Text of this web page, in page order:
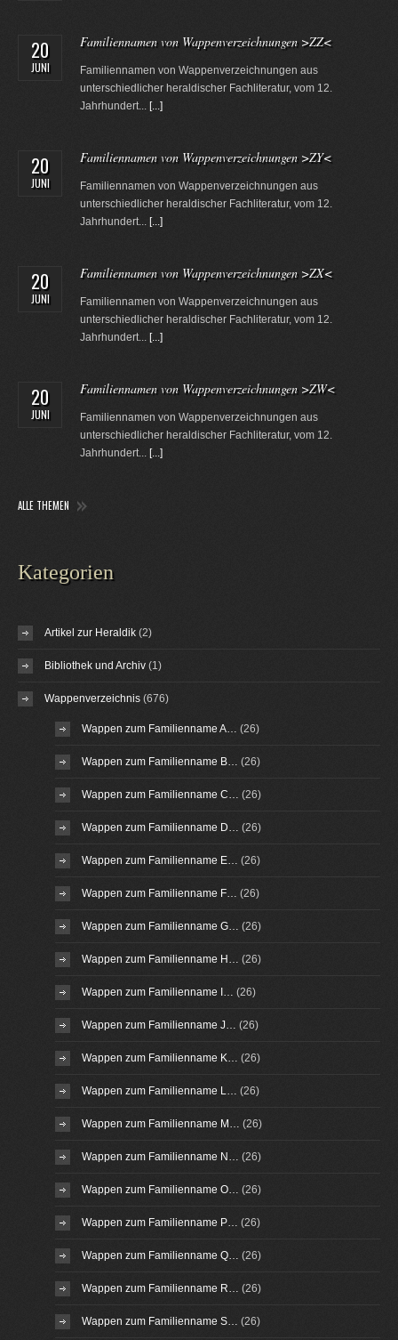
20
JUNI
Familiennamen von Wappenverzeichnungen >ZZ<
Familiennamen von Wappenverzeichnungen aus
unterschiedlicher heraldischer Fachliteratur, vom 12.
Jahrhundert... [...]
20
JUNI
Familiennamen von Wappenverzeichnungen >ZY<
Familiennamen von Wappenverzeichnungen aus
unterschiedlicher heraldischer Fachliteratur, vom 12.
Jahrhundert... [...]
20
JUNI
Familiennamen von Wappenverzeichnungen >ZX<
Familiennamen von Wappenverzeichnungen aus
unterschiedlicher heraldischer Fachliteratur, vom 12.
Jahrhundert... [...]
20
JUNI
Familiennamen von Wappenverzeichnungen >ZW<
Familiennamen von Wappenverzeichnungen aus
unterschiedlicher heraldischer Fachliteratur, vom 12.
Jahrhundert... [...]
ALLE THEMEN
Kategorien
Artikel zur Heraldik (2)
Bibliothek und Archiv (1)
Wappenverzeichnis (676)
Wappen zum Familienname A… (26)
Wappen zum Familienname B… (26)
Wappen zum Familienname C… (26)
Wappen zum Familienname D… (26)
Wappen zum Familienname E… (26)
Wappen zum Familienname F… (26)
Wappen zum Familienname G… (26)
Wappen zum Familienname H… (26)
Wappen zum Familienname I… (26)
Wappen zum Familienname J… (26)
Wappen zum Familienname K… (26)
Wappen zum Familienname L… (26)
Wappen zum Familienname M… (26)
Wappen zum Familienname N… (26)
Wappen zum Familienname O… (26)
Wappen zum Familienname P… (26)
Wappen zum Familienname Q… (26)
Wappen zum Familienname R… (26)
Wappen zum Familienname S… (26)